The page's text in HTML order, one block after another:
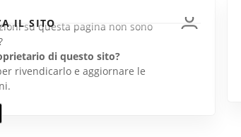
IL SITO
su questa pagina non sono
di questo sito?
rivendicarlo e aggiornare le